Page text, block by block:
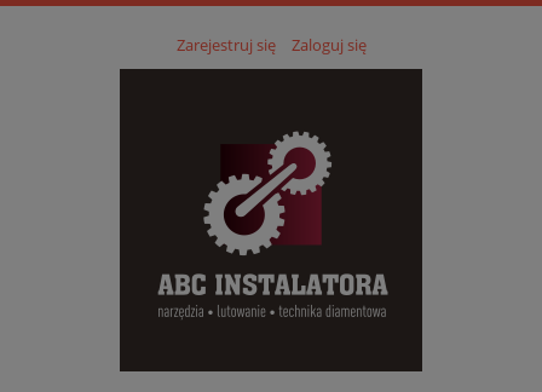
Zarejestruj się Zaloguj się